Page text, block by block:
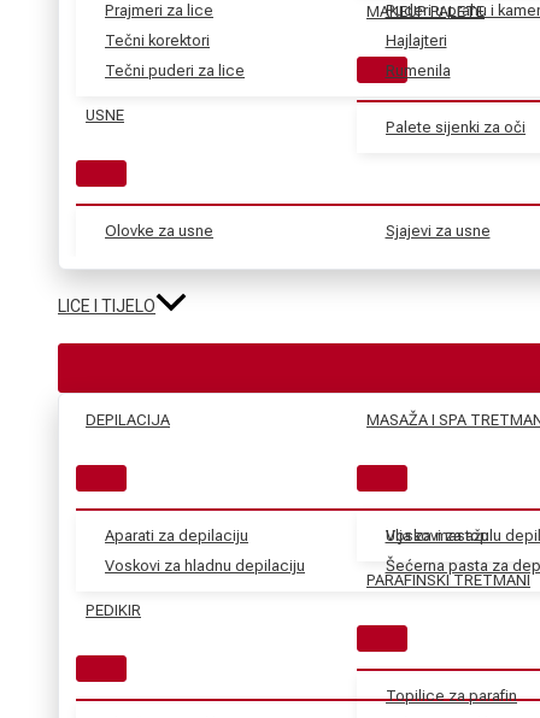
Prajmeri za lice
Tečni korektori
Tečni puderi za lice
Puderi u prahu i
Hajlajteri
Rumenila
USNE
Olovke za usne Sjajevi za usne
MAKEUP PALETE
Palete sijenki za oči
LICE I TIJELO
DEPILACIJA
Aparati za depilaciju
Voskovi za hladnu depilaciju
Voskovi za toplu
Šećerna pasta za
PEDIKIR
MASAŽA I SPA
Ulja za masažu
PARAFINSKI TRETMANI
Topilice za parafin